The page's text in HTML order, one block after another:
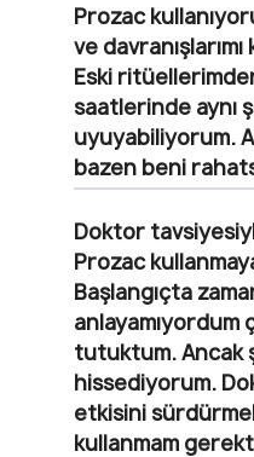
Prozac
ve
Eski
saatlerinde aynı
uyuyabiliyorum.
bazen beni
Doktor
Prozac
Başlangıçta
tutuktum. Ancak
hissediyorum.
etkisini
kullanmam